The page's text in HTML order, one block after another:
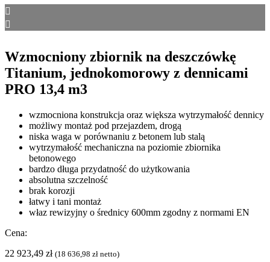
Wzmocniony zbiornik na deszczówkę
Titanium, jednokomorowy z dennicami
PRO 13,4 m3
wzmocniona konstrukcja oraz większa wytrzymałość dennicy
możliwy montaż pod przejazdem, drogą
niska waga w porównaniu z betonem lub stalą
wytrzymałość mechaniczna na poziomie zbiornika
betonowego
bardzo długa przydatność do użytkowania
absolutna szczelność
brak korozji
łatwy i tani montaż
właz rewizyjny o średnicy 600mm zgodny z normami EN
Cena:
22 923,49 zł (18 636,98 zł netto)